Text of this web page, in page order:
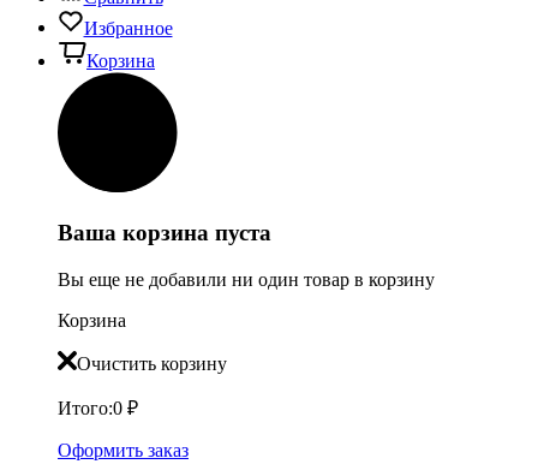
Избранное
Корзина
Ваша корзина пуста
Вы еще не добавили ни один товар в корзину
Корзина
Очистить корзину
Итого:0 ₽
Оформить заказ